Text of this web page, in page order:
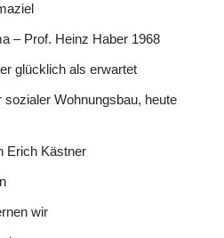
– Prof. Heinz Haber 1968
glücklich als erwartet
Wohnungsbau, heute
Erich Kästner
wir